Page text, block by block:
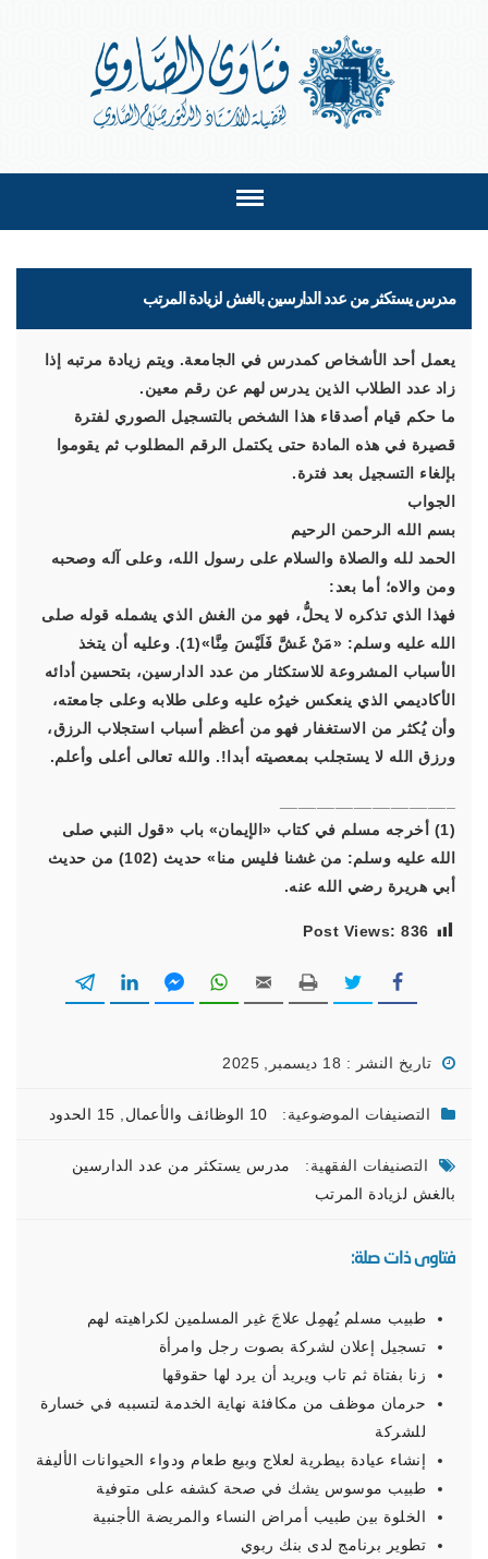
مدرس يستكثر من عدد الدارسين بالغش لزيادة المرتب
يعمل أحد الأشخاص كمدرس في الجامعة. ويتم زيادة مرتبه إذا
زاد عدد الطلاب الذين يدرس لهم عن رقم معين.
ما حكم قيام أصدقاء هذا الشخص بالتسجيل الصوري لفترة
قصيرة في هذه المادة حتى يكتمل الرقم المطلوب ثم يقوموا
بإلغاء التسجيل بعد فترة.
الجواب
بسم الله الرحمن الرحيم
الحمد لله والصلاة والسلام على رسول الله، وعلى آله وصحبه
ومن والاه؛ أما بعد:
فهذا الذي تذكره لا يحلُّ، فهو من الغش الذي يشمله قوله صلى
الله عليه وسلم: «مَنْ غَشَّ فَلَيْسَ مِنَّا»(1). وعليه أن يتخذ
الأسباب المشروعة للاستكثار من عدد الدارسين، بتحسين أدائه
الأكاديمي الذي ينعكس خيرُه عليه وعلى طلابه وعلى جامعته،
وأن يُكثر من الاستغفار فهو من أعظم أسباب استجلاب الرزق،
ورزق الله لا يستجلب بمعصيته أبدا!. والله تعالى أعلى وأعلم.
(1) أخرجه مسلم في كتاب «الإيمان» باب «قول النبي صلى
الله عليه وسلم: من غشنا فليس منا» حديث (102) من حديث
أبي هريرة رضي الله عنه.
Post Views: 836
تاريخ النشر : 18 ديسمبر, 2025
التصنيفات الموضوعية: 10 الوظائف والأعمال 15 الحدود
التصنيفات الفقهية:
مدرس يستكثر من عدد الدارسين
بالغش لزيادة المرتب
فتاوى ذات صلة:
طبيب مسلم يُهمِل علاجَ غير المسلمين لكراهيته لهم
تسجيل إعلان لشركة بصوت رجل وامرأة
زنا بفتاة ثم تاب ويريد أن يرد لها حقوقها
حرمان موظف من مكافئة نهاية الخدمة لتسببه في خسارة
للشركة
إنشاء عيادة بيطرية لعلاج وبيع طعام ودواء الحيوانات الأليفة
طبيب موسوس يشك في صحة كشفه على متوفية
الخلوة بين طبيب أمراض النساء والمريضة الأجنبية
تطوير برنامج لدى بنك ربوي